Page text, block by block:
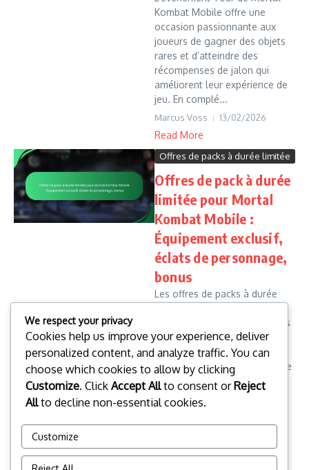
Kombat Mobile offre une
occasion passionnante aux
joueurs de gagner des objets
rares et d’atteindre des
récompenses de jalon qui
améliorent leur expérience de
jeu. En complé...
Marcus Voss 13/02/2026
Read More
Offres de packs à durée limitée
Offres de pack à durée
limitée pour Mortal
Kombat Mobile :
Équipement exclusif,
éclats de personnage,
bonus
Les offres de packs à durée
Mobile présentent aux joueurs
des bundles promotionnels
uniques qui incluent du
matériel exclusif, des éclats de
personnages et divers bonus
1 2 3 4 5
We respect your privacy
Cookies help us improve your experience, deliver
personalized content, and analyze traffic. You can
choose which cookies to allow by clicking
Customize. Click Accept Allto consent orReject
Allto decline non-essential cookies.
Customize